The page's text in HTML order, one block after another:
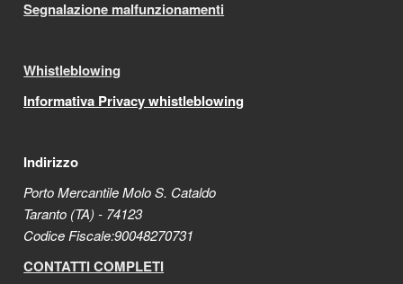
Segnalazione malfunzionamenti
Whistleblowing
Informativa Privacy whistleblowing
Indirizzo
Porto Mercantile Molo S. Cataldo
Taranto (TA) - 74123
Codice Fiscale:90048270731
CONTATTI COMPLETI